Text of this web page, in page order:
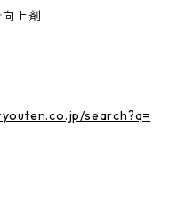
上剤
search?q=